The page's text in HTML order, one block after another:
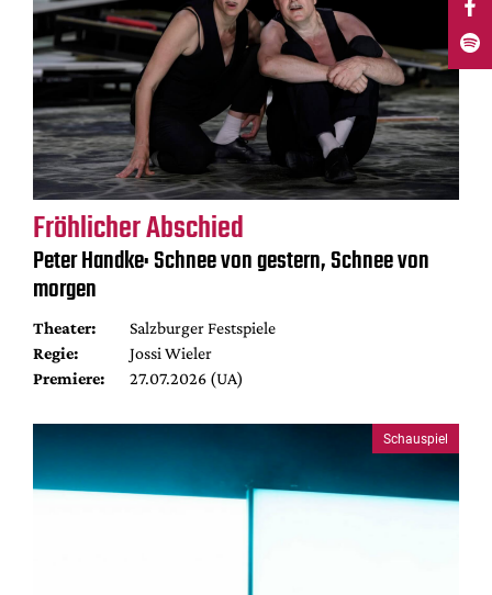
Fröhlicher Abschied
Peter Handke: Schnee von gestern, Schnee von
morgen
Theater:
Salzburger Festspiele
Regie:
Jossi Wieler
Premiere:
27.07.2026 (UA)
Schauspiel